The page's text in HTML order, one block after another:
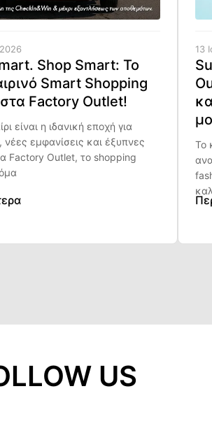
Shop Smart: Το
Smart Shopping
Factory Outlet!
είναι η ιδανική εποχή για
εμφανίσεις και έξυπνες
Factory Outlet, το shopping
13
Το
US